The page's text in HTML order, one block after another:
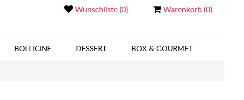
Wunschliste (0) Warenkorb (0)
BOLLICINE DESSERT BOX & GOURMET